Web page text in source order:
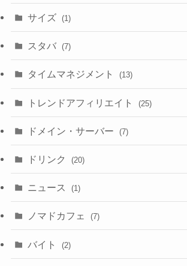
サイズ (1)
スタバ (7)
タイムマネジメント (13)
トレンドアフィリエイト (25)
ドメイン・サーバー (7)
ドリンク (20)
ニュース (1)
ノマドカフェ (7)
バイト (2)